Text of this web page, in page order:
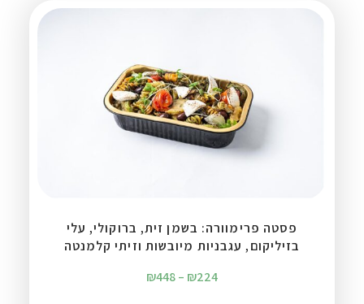
פסטה פרימוורה: בשמן זית, ברוקולי, עלי
בזיליקום, עגבניות מיובשות וזיתי קלמנטה
₪224
–
₪448